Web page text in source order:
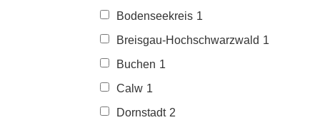
Bodenseekreis 1
Breisgau-Hochschwarzwald 1
Buchen 1
Calw 1
Dornstadt 2